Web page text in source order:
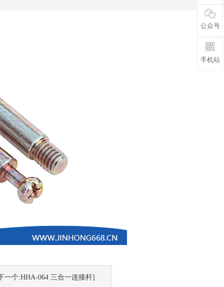
一个:HHA-064 三合一连接杆]
公众号
手机站